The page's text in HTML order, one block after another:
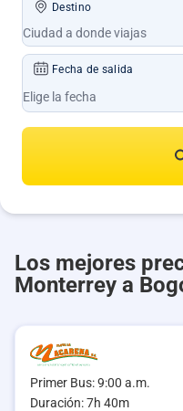
Destino
Fecha de salida
Los mejores
Monterrey a
Primer Bus: 9:00 a.m.
Duración: 7h 40m